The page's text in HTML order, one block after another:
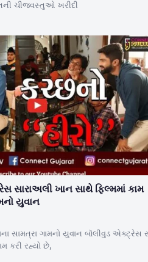
ચીજવસ્તુઓ ખરીદી
સારાઅલી ખાન સાથે ફિલ્મમાં કામ
યુવાન
સામત્રા ગામનો યુવાન બૉલીવુડ એક્ટ્રેસ
કરી રહ્યો છે,